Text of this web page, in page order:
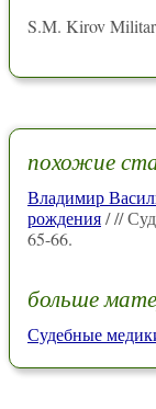
S.M. Kirov
похожие
Владимир
рождения/ //
65-66.
больше
Судебные